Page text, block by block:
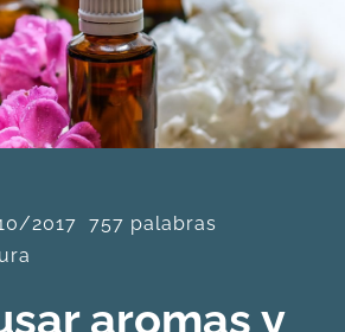
2017 757 palabras
aromas y